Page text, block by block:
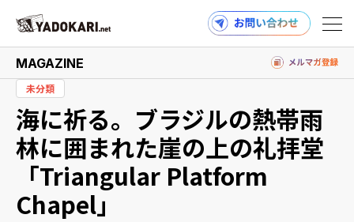
商品検索 読みもの検索
PRODUCTS
MAGAZINE
未分類
海に祈る。ブラジルの熱帯雨
林に囲まれた崖の上の礼拝堂
「Triangular Platform
Chapel」